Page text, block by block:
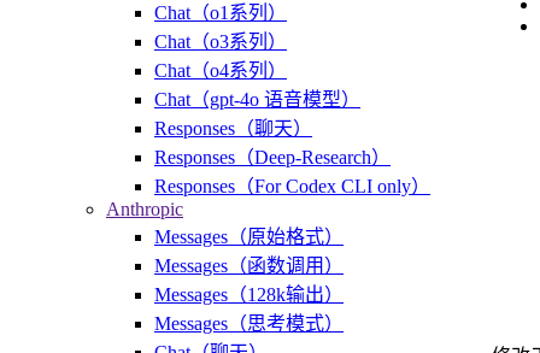
Chat（o1系列）
Chat（o3系列）
Chat（o4系列）
Chat（gpt-4o 语音模型）
Responses（聊天）
Responses（Deep-Research）
Responses（For Codex CLI only）
Anthropic
Messages（原始格式）
Messages（函数调用）
Messages（128k输出）
Messages（思考模式）